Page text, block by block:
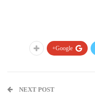
Google+
NEXT POST